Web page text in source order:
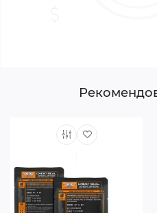
Інструкція з
клапан розташовувався
Через клапан зробіть вдих
переконайтеся, що грудна
Дайте пацієнту